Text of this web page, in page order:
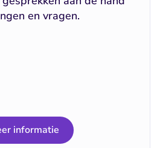
en vragen.
informatie